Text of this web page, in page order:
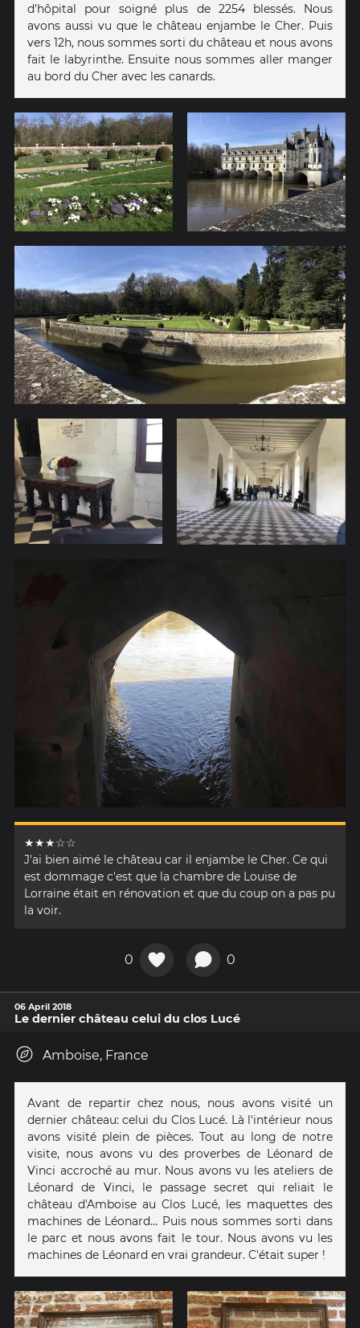
d'hôpital pour soigné plus de 2254 blessés. Nous
avons aussi vu que le château enjambe le Cher. Puis
vers 12h, nous sommes sorti du château et nous avons
fait le labyrinthe. Ensuite nous sommes aller manger
au bord du Cher avec les canards.
★★★☆☆
J'ai bien aimé le château car il enjambe le Cher. Ce qui
est dommage c'est que la chambre de Louise de
Lorraine était en rénovation et que du coup on a pas pu
la voir.
0 0
06 April 2018
Le dernier château celui du clos Lucé
Amboise, France
Avant de repartir chez nous, nous avons visité un
dernier château: celui du Clos Lucé. Là l'intérieur nous
avons visité plein de pièces. Tout au long de notre
visite, nous avons vu des proverbes de Léonard de
Vinci accroché au mur. Nous avons vu les ateliers de
Léonard de Vinci, le passage secret qui reliait le
château d'Amboise au Clos Lucé, les maquettes des
machines de Léonard... Puis nous sommes sorti dans
le parc et nous avons fait le tour. Nous avons vu les
machines de Léonard en vrai grandeur. C'était super !